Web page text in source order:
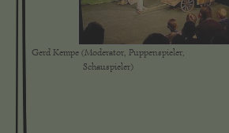
Gerd Kempe (Moderator, Puppenspieler,
Schauspieler)